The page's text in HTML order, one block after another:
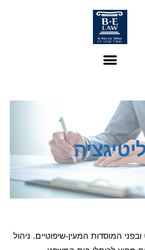
המוסדות המעין-שיפוטיים. ניהול